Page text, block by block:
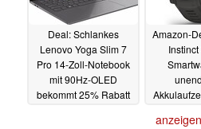
Deal: Schlankes
Lenovo Yoga Slim 7
Pro 14-Zoll-Notebook
mit 90Hz-OLED
bekommt 25% Rabatt
Amazon-
anzeigen